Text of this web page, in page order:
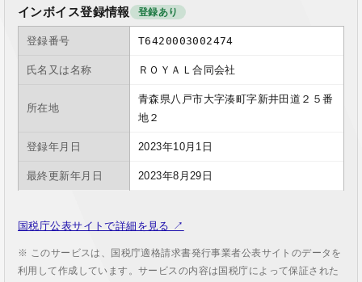
インボイス登録情報 登録あり
登録番号 T6420003002474
氏名又は名称 ＲＯＹＡＬ合同会社
所在地
青森県八戸市大字湊町字新井田道２５番
地２
登録年月日 2023年10月1日
最終更新年月日 2023年8月29日
国税庁公表サイトで詳細を見る ↗
※ このサービスは、国税庁適格請求書発行事業者公表サイトのデータを
利用して作成しています。サービスの内容は国税庁によって保証された